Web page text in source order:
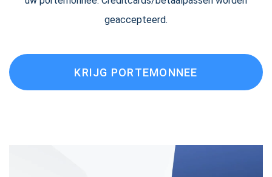
geaccepteerd.
KRIJG PORTEMONNEE